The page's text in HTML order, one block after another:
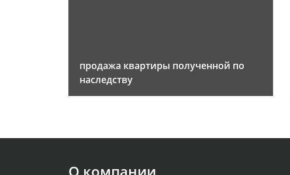
продажа квартиры полученной по
наследству